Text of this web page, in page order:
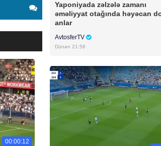
00:00:12
Yaponiyada zəlzələ zamanı
əməliyyat otağında həyəcan
anlar
AvtosferTV
Dünən 21:56